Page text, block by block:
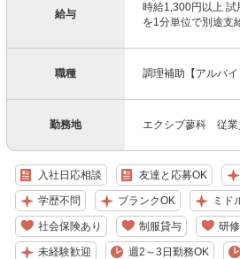
給与
時給1,300円以上 試
を1分単位で別途支
職種 調理補助【アルバイ
勤務地 エクシブ蓼科 従業
入社日応相談 友達と応募OK
学歴不問 ブランクOK ミド
社会保険あり 制服貸与 研
未経験歓迎 週2～3日勤務OK